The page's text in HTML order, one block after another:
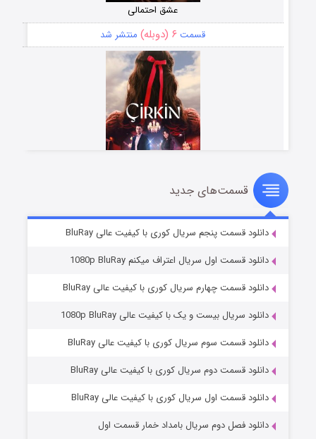
عشق احتمالی
قسمت ۶ (دوبله) منتشر شد
سریال زشت
قسمت۵ (زیرنویس) منتشر شد
وستی ها
قسمت۱ (زیرنویس) منتشر شد
قسمت‌های جدید
دانلود قسمت پنجم سریال کوری با کیفیت عالی BluRay
دانلود قسمت اول سریال اعتراف میکنم 1080p BluRay
دانلود قسمت چهارم سریال کوری با کیفیت عالی BluRay
دانلود سریال بیست و یک با کیفیت عالی 1080p BluRay
دانلود قسمت سوم سریال کوری با کیفیت عالی BluRay
دانلود قسمت دوم سریال کوری با کیفیت عالی BluRay
دانلود قسمت اول سریال کوری با کیفیت عالی BluRay
دانلود فصل دوم سریال بامداد خمار قسمت اول